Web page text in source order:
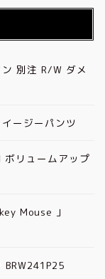
別注 R/W ダメ
ージーパンツ
リュームアップ
Mouse 」
BRW241P25